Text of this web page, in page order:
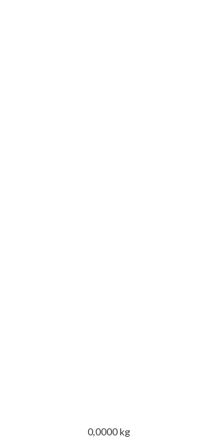
0,0000 kg